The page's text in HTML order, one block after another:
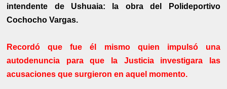
intendente de Ushuaia: la obra del Polideportivo
Cochocho Vargas.
Recordó que fue él mismo quien impulsó una
autodenuncia para que la Justicia investigara las
acusaciones que surgieron en aquel momento.